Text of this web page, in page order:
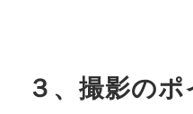
３、撮影のポ